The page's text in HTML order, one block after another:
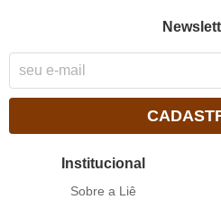
Institucional
Sobre a Liê